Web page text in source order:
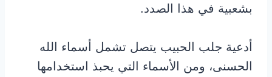
بشعبية في هذا الصدد.
أدعية جلب الحبيب يتصل تشمل أسماء الله
الحسنى، ومن الأسماء التي يحبذ استخدامها